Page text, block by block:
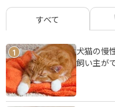
すべて
1
犬猫の慢
飼い主が